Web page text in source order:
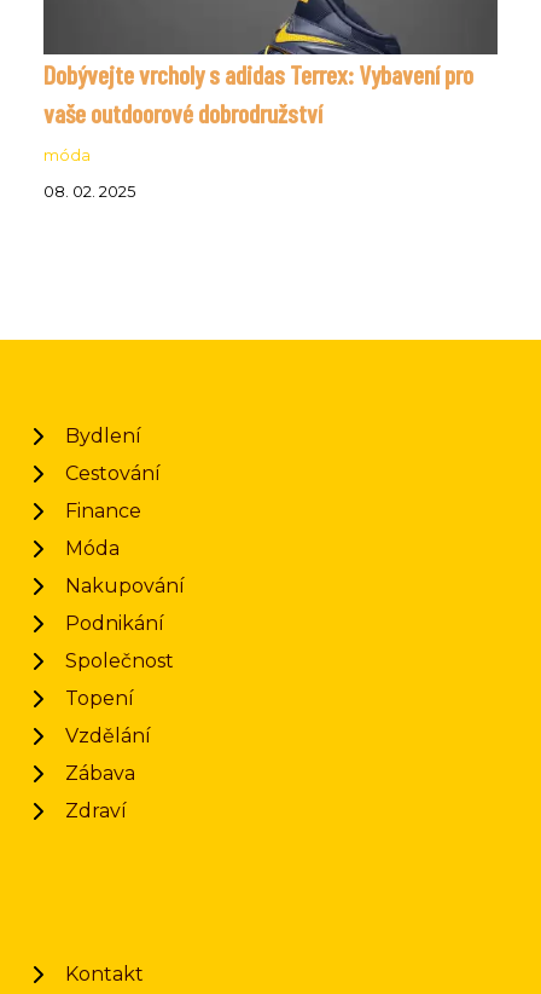
Dobývejte vrcholy s adidas Terrex: Vybavení pro
vaše outdoorové dobrodružství
móda
08. 02. 2025
Bydlení
Cestování
Finance
Móda
Nakupování
Podnikání
Společnost
Topení
Vzdělání
Zábava
Zdraví
Kontakt